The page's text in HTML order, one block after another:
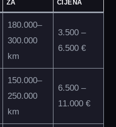
ŽA
CIJENA
180.000–
300.000
km
3.500 –
6.500 €
150.000–
250.000
km
6.500 –
11.000 €